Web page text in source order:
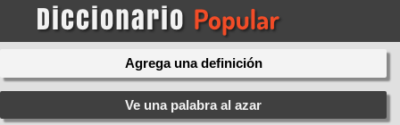
Agrega una definición
Ve una palabra al azar